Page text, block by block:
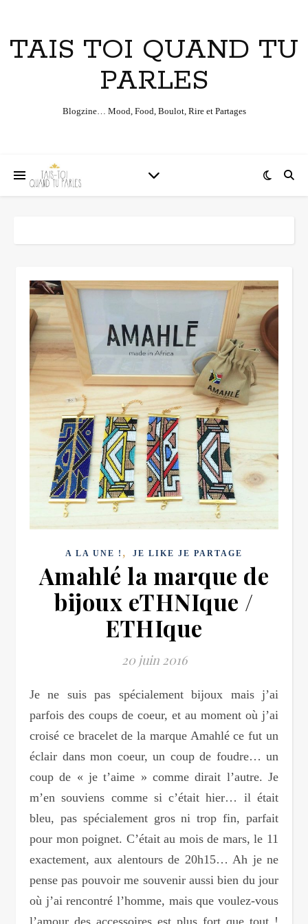
TAIS TOI QUAND TU
PARLES
Blogzine… Mood, Food, Boulot, Rire et Partages
A LA UNE ! , JE LIKE JE PARTAGE
Amahlé la marque de
bijoux eTHNIque /
ETHIque
20 juin 2016
Je ne suis pas spécialement bijoux mais j’ai
parfois des coups de coeur, et au moment où j’ai
croisé ce bracelet de la marque Amahlé ce fut un
éclair dans mon coeur, un coup de foudre… un
coup de « je t’aime » comme dirait l’autre. Je
m’en souviens comme si c’était hier… il était
bleu, pas spécialement gros ni trop fin, parfait
pour mon poignet. C’était au mois de mars, le 11
exactement, aux alentours de 20h15… Ah je ne
pense pas pouvoir me souvenir aussi bien du jour
où j’ai rencontré l’homme, mais que voulez-vous
l’amour des accessoires est plus fort que tout !